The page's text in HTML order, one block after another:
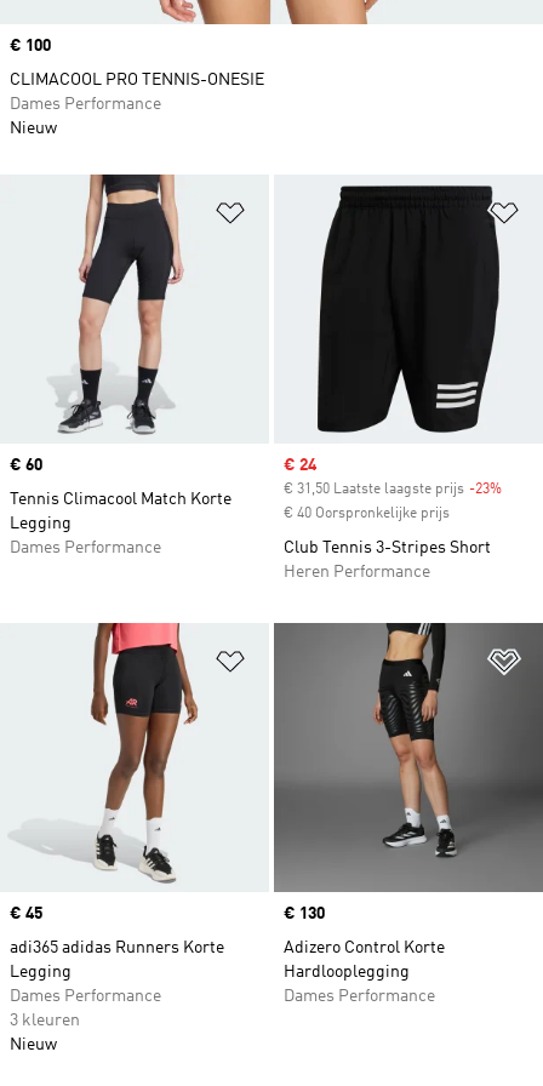
Op verlanglijst zetten
Price
€ 60
Tennis Climacool Match Korte
Legging
Dames Performance
Sale price
€ 24
€ 31,50 Laatste laagste prijs -23%
€ 40 Oorspronkelijke prijs
Club Tennis 3-Stripes Short
Heren Performance
Op verlanglijst zetten
Price
€ 45
adi365 adidas Runners Korte
Legging
Dames Performance
3 kleuren
Nieuw
Price
€ 130
Adizero Control Korte
Hardlooplegging
Dames Performance
Price
€ 100
CLIMACOOL PRO TENNIS-ONESIE
Dames Performance
Nieuw